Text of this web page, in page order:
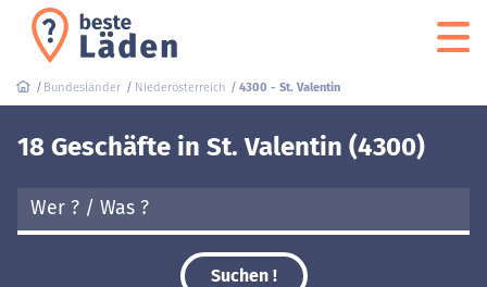
Bundesländer Niederösterreich 4300 - St. Valentin
18 Geschäfte in St. Valentin (4300)
Suchen !